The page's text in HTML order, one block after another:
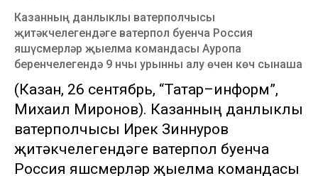
Казанның данлыклы ватерполчысы
җитәкчелегендәге ватерпол буенча Россия
яшүсмерләр җыелма командасы Ауропа
беренчелегендә 9 нчы урынны алу өчен көч сынаша
(Казан, 26 сентябрь, “Татар–информ”,
Михаил Миронов). Казанның данлыклы
ватерполчысы Ирек Зиннуров
җитәкчелегендәге ватерпол буенча
Россия яшүсмерләр җыелма командасы